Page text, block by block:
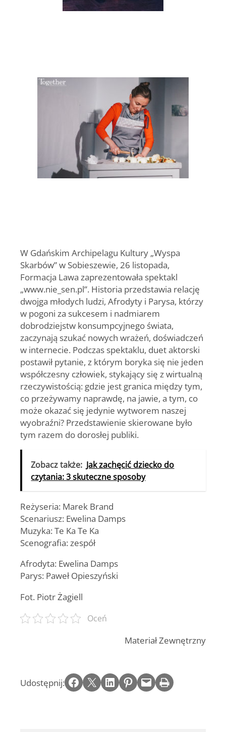
W Gdańskim Archipelagu Kultury „Wyspa
Skarbów” w Sobieszewie, 26 listopada,
Formacja Lawa zaprezentowała spektakl
„www.nie_sen.pl”. Historia przedstawia relację
dwojga młodych ludzi, Afrodyty i Parysa, którzy
w pogoni za sukcesem i nadmiarem
dobrodziejstw konsumpcyjnego świata,
zaczynają szukać nowych wrażeń, doświadczeń
w internecie. Podczas spektaklu, duet aktorski
postawił pytanie, z którym boryka się nie jeden
współczesny człowiek, stykający się z wirtualną
rzeczywistością: gdzie jest granica między tym,
co przeżywamy naprawdę, na jawie, a tym, co
może okazać się jedynie wytworem naszej
wyobraźni? Przedstawienie skierowane było
tym razem do dorosłej publiki.
Zobacz także: Jak zachęcić dziecko do
czytania: 3 skuteczne sposoby
Reżyseria: Marek Brand
Scenariusz: Ewelina Damps
Muzyka: Te Ka Te Ka
Scenografia: zespół
Afrodyta: Ewelina Damps
Parys: Paweł Opieszyński
Fot. Piotr Żagiell
Oceń
Materiał Zewnętrzny
Udostępnij: Share on Facebook Email this Page Share on LinkedIn Share on Pinterest Email this Page Print this Page